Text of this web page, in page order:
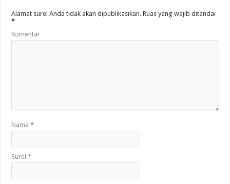
Alamat surel Anda tidak akan dipublikasikan. Ruas yang wajib ditandai
*
Komentar
Nama*
Surel*